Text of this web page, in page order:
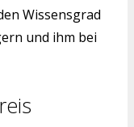
Wissensgrad
und ihm bei